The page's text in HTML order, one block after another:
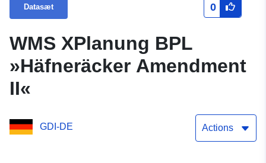
Datasæt 0
WMS XPlanung BPL
»Häfneräcker Amendment
II«
GDI-DE Actions